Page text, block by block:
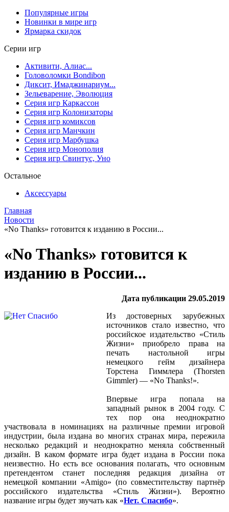
Популярные игры
Новинки в мире игр
Ярмарка скидок
Серии игр
Активити, Алиас...
Головоломки Bondibon
Диксит, Имаджинариум...
Зельеварение, Эволюция
Серия игр Каркассон
Серия игр Колонизаторы
Серия игр комиксов
Серия игр Манчкин
Серия игр Марбушка
Серия игр Монополия
Серия игр Свинтус, Уно
Остальное
Аксессуары
Главная
Новости
«No Thanks» готовится к изданию в России...
«No Thanks» готовится к
изданию в России...
Дата публикации 29.05.2019
Из достоверных зарубежных
источников стало известно, что
российское издательство «Стиль
Жизни» приобрело права на
печать настольной игры
немецкого гейм дизайнера
Торстена Гиммлера (Thorsten
Gimmler) — «No Thanks!».
Впервые игра попала на
западный рынок в 2004 году. С
тех пор она неоднократно
участвовала в номинациях на различные премии игровой
индустрии, была издана во многих странах мира, пережила
несколько редакций и неоднократно меняла собственный
дизайн. В каком формате игра будет издана в России пока
неизвестно. Но есть все основания полагать, что основным
претендентом станет последняя редакция дизайна от
немецкой компании «Amigo» (по совместительству партнёр
российского издательства «Стиль Жизни»). Вероятно
название игры будет звучать как «Нет. Спасибо».